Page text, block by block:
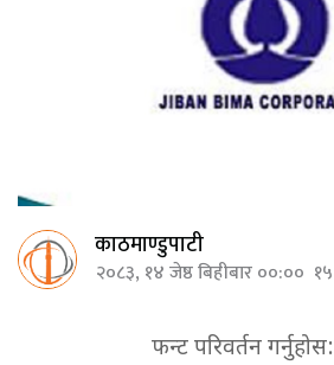
काठमाण्डुपाटी
२०८३, १४ जेष्ठ बिहीबार ००:००
फन्ट परिवर्तन गर्नुहोस: